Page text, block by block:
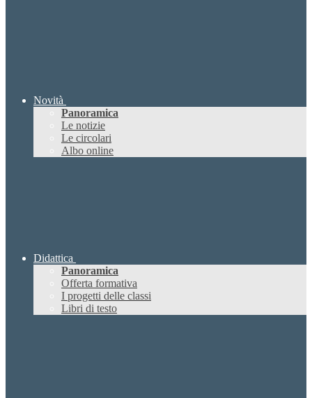
Novità
Panoramica
Le notizie
Le circolari
Albo online
Didattica
Panoramica
Offerta formativa
I progetti delle classi
Libri di testo